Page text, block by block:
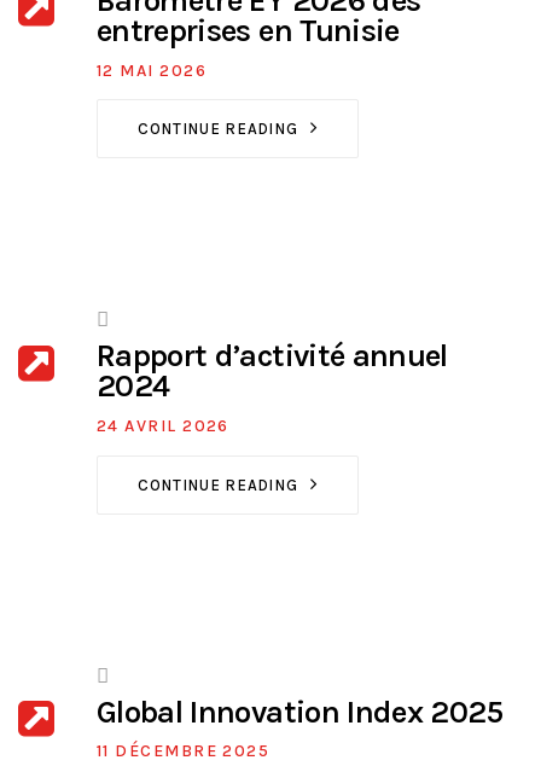
entreprises en Tunisie
12 MAI 2026
CONTINUE READING
Rapport d’activité annuel
2024
24 AVRIL 2026
CONTINUE READING
Global Innovation Index 2025
11 DÉCEMBRE 2025